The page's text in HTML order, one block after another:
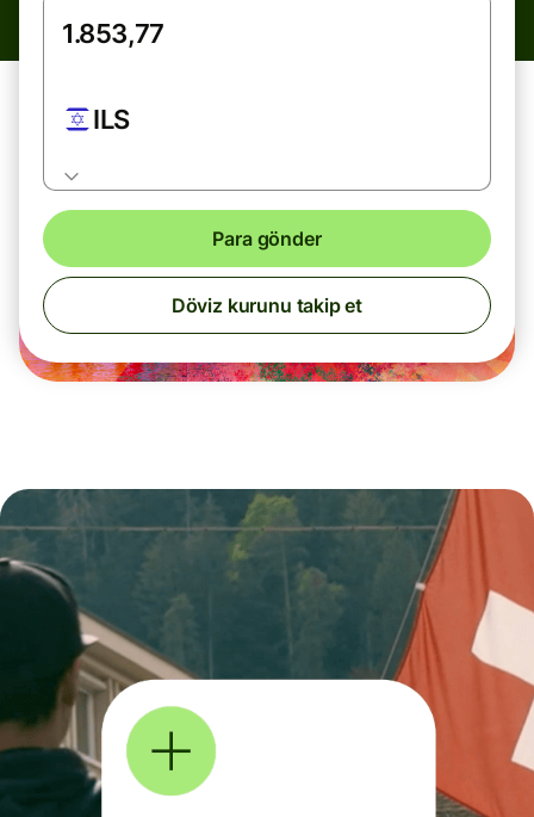
ILS
Para gönder
Döviz kurunu takip et